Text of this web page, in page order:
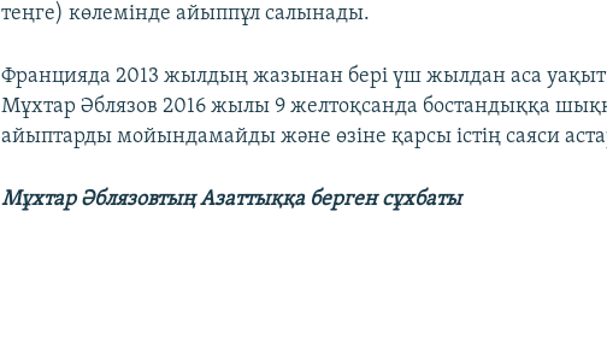
теңге) көлемінде айыппұл салынады.
Францияда 2013 жылдың жазынан бері үш жылдан аса уақыт
Мұхтар Әблязов 2016 жылы 9 желтоқсанда бостандыққа
айыптарды мойындамайды және өзіне қарсы істің саяси
Мұхтар Әблязовтың Азаттыққа берген сұхбаты